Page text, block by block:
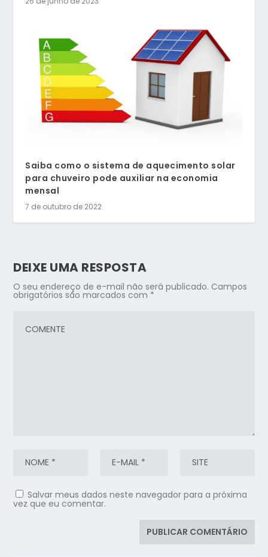
Saiba como o sistema de aquecimento solar
para chuveiro pode auxiliar na economia
mensal
7 de outubro de 2022
DEIXE UMA RESPOSTA
O seu endereço de e-mail não será publicado. Campos
obrigatórios são marcados com *
Salvar meus dados neste navegador para a próxima
vez que eu comentar.